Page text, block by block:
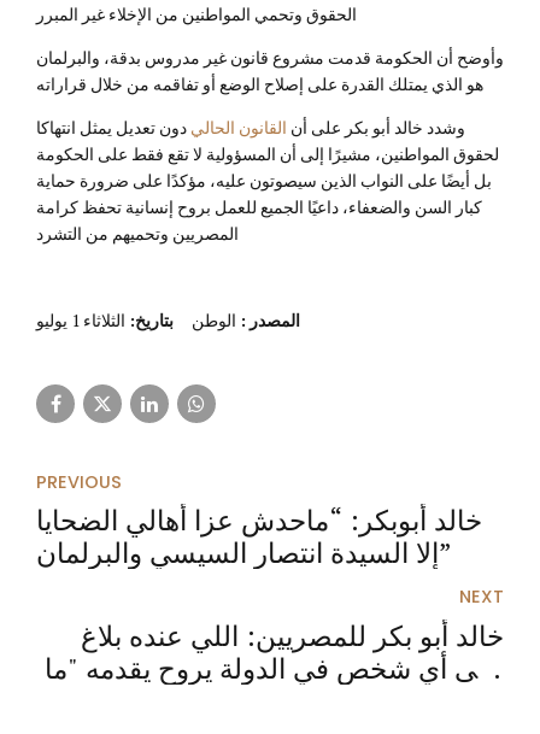
الحقوق وتحمي المواطنين من الإخلاء غير المبرر
وأوضح أن الحكومة قدمت مشروع قانون غير مدروس بدقة، والبرلمان
هو الذي يمتلك القدرة على إصلاح الوضع أو تفاقمه من خلال قراراته
وشدد خالد أبو بكر على أن القانون الحالي دون تعديل يمثل انتهاكا
لحقوق المواطنين، مشيرًا إلى أن المسؤولية لا تقع فقط على الحكومة
بل أيضًا على النواب الذين سيصوتون عليه، مؤكدًا على ضرورة حماية
كبار السن والضعفاء، داعيًا الجميع للعمل بروح إنسانية تحفظ كرامة
المصريين وتحميهم من التشرد
المصدر : الوطن بتاريخ: الثلاثاء 1 يوليو
PREVIOUS
خالد أبوبكر: “ماحدش عزا أهالي الضحايا
إلا السيدة انتصار السيسي والبرلمان”
NEXT
خالد أبو بكر للمصريين: اللي عنده بلاغ
على أي شخص في الدولة يروح يقدمه "ما